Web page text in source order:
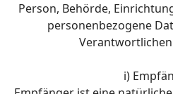
Person, Behörde,
personenbezogene
i)